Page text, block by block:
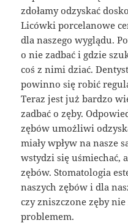
zdołamy odzyskać
Licówki porcelanowe
dla naszego wyglądu.
o nie zadbać i gdzie
coś z nimi dziać.
powinno się robić
Teraz jest już bardzo
zadbać o zęby.
zębów umożliwi
miały wpływ na nasze
wstydzi się uśmiechać,
zębów. Stomatologia
naszych zębów i dla
czy zniszczone zęby
problemem.